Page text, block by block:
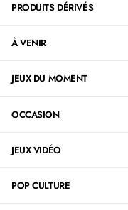
PRODUITS DÉRIVÉS
À VENIR
JEUX DU MOMENT
OCCASION
JEUX VIDÉO
POP CULTURE